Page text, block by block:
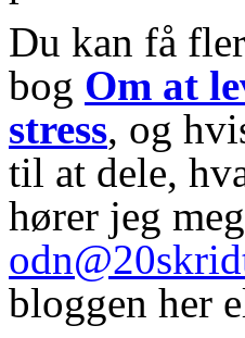
Du kan få
bog Om at
stress, og
til at dele,
hører jeg
bloggen her